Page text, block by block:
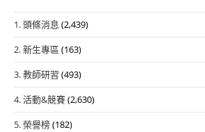
1. 頭條消息 (2,439)
2. 新生專區 (163)
3. 教師研習 (493)
4. 活動&競賽(2,630)
5. 榮譽榜(182)